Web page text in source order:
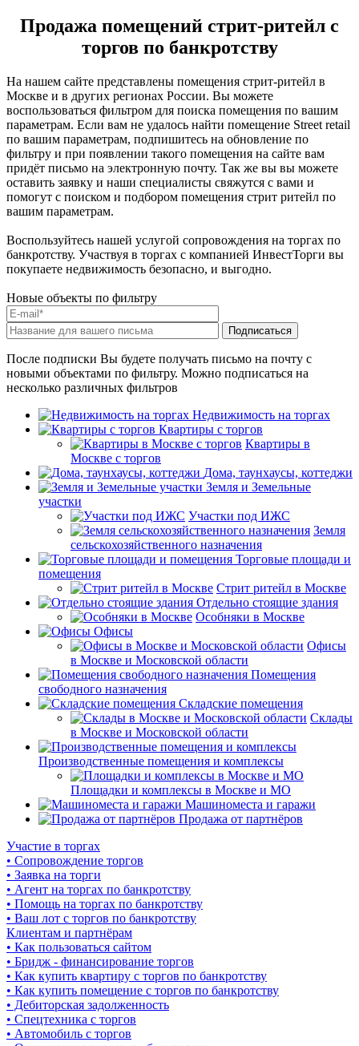
Продажа помещений стрит-ритейл с
торгов по банкротству
На нашем сайте представлены помещения стрит-ритейл в
Москве и в других регионах России. Вы можете
воспользоваться фильтром для поиска помещения по вашим
параметрам. Если вам не удалось найти помещение Street retail
по вашим параметрам, подпишитесь на обновление по
фильтру и при появлении такого помещения на сайте вам
придёт письмо на электронную почту. Так же вы вы можете
оставить заявку и наши специалисты свяжутся с вами и
помогут с поиском и подбором помещения стрит ритейл по
вашим параметрам.
Воспользуйтесь нашей услугой сопровождения на торгах по
банкротству. Участвуя в торгах с компанией ИнвестТорги вы
покупаете недвижимость безопасно, и выгодно.
Новые объекты по фильтру
После подписки Вы будете получать письмо на почту с
новыми объектами по фильтру. Можно подписаться на
несколько различных фильтров
Недвижимость на торгах
Квартиры с торгов
Квартиры в
Москве с торгов
Дома, таунхаусы, коттеджи
Земля и Земельные
участки
Участки под ИЖС
Земля
сельскохозяйственного назначения
Торговые площади и
помещения
Стрит ритейл в Москве
Отдельно стоящие здания
Особняки в Москве
Офисы
Офисы
в Москве и Московской области
Помещения
свободного назначения
Складские помещения
Склады
в Москве и Московской области
Производственные помещения и комплексы
Площадки и комплексы в Москве и МО
Машиноместа и гаражи
Продажа от партнёров
Участие в торгах
• Сопровождение торгов
• Заявка на торги
• Агент на торгах по банкротству
• Помощь на торгах по банкротству
• Ваш лот с торгов по банкротству
Клиентам и партнёрам
• Как пользоваться сайтом
• Бридж - финансирование торгов
• Как купить квартиру с торгов по банкротству
• Как купить помещение с торгов по банкротству
• Дебиторская задолженность
• Спецтехника с торгов
• Автомобиль с торгов